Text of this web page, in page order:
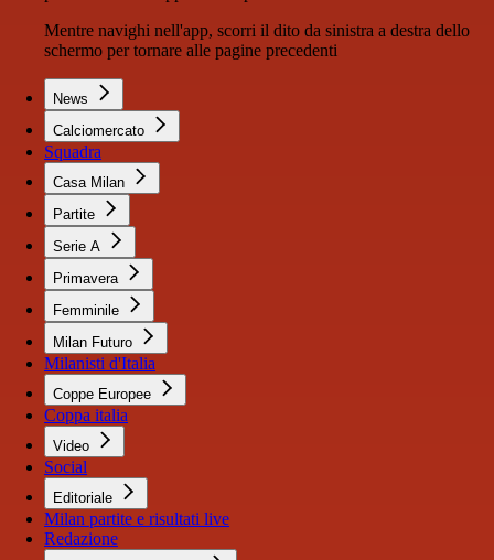
Mentre navighi nell'app, scorri il dito da sinistra a destra dello
schermo per tornare alle pagine precedenti
News
Calciomercato
Squadra
Casa Milan
Partite
Serie A
Primavera
Femminile
Milan Futuro
Milanisti d'Italia
Coppe Europee
Coppa italia
Video
Social
Editoriale
Milan partite e risultati live
Redazione